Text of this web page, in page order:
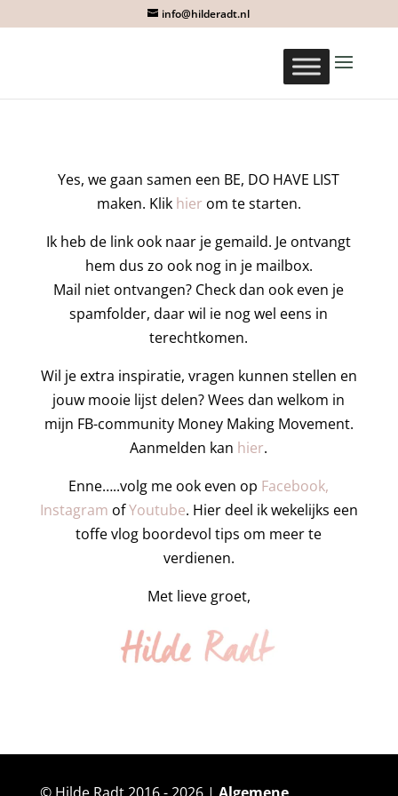
info@hilderadt.nl
Yes, we gaan samen een BE, DO HAVE LIST
maken. Klik hier om te starten.
Ik heb de link ook naar je gemaild. Je ontvangt
hem dus zo ook nog in je mailbox.
Mail niet ontvangen? Check dan ook even je
spamfolder, daar wil ie nog wel eens in
terechtkomen.
Wil je extra inspiratie, vragen kunnen stellen en
jouw mooie lijst delen? Wees dan welkom in
mijn FB-community Money Making Movement.
Aanmelden kan hier.
Enne…..volg me ook even op Facebook,
Instagram ofYoutube. Hier deel ik wekelijks een
toffe vlog boordevol tips om meer te
verdienen.
Met lieve groet,